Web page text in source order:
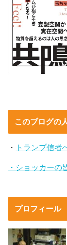
このブログの
・ トランプ信
・ショッカーの
プロフィール